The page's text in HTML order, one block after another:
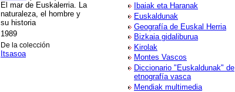
El mar de Euskalerria. La
naturaleza, el hombre y
su historia
1989
De la colección
Itsasoa
Ibaiak eta Haranak
Euskaldunak
Geografía de Euskal Herria
Bizkaia gidaliburua
Kirolak
Montes Vascos
Diccionario "Euskaldunak" de
etnografía vasca
Mendiak multimedia